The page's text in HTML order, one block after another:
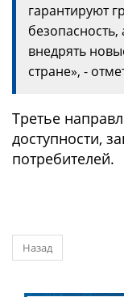
гарантируют
внедрять
стране», -
Третье
доступности,
потребителей.
Назад